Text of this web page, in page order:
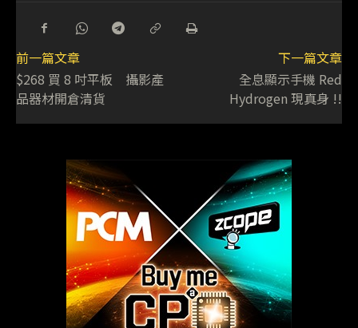
前一篇文章
$268 買 8 吋平板 攝影產
品器材開倉清貨
下一篇文章
全息顯示手機 Red
Hydrogen 現真身 !!